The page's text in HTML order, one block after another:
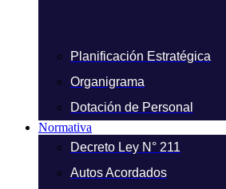
Planificación Estratégica
Organigrama
Dotación de Personal
Normativa
Decreto Ley N° 211
Autos Acordados